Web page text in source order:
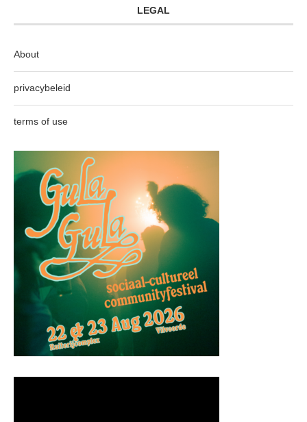
LEGAL
About
privacybeleid
terms of use